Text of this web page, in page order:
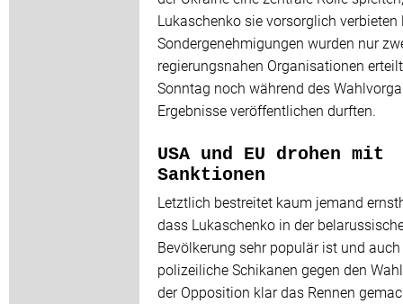
Lukaschenko sie vorsorglich verbieten
Sondergenehmigungen wurden nur
regierungsnahen Organisationen
Sonntag noch während des
Ergebnisse veröffentlichen durften.
USA und EU drohen mit
Sanktionen
Letztlich bestreitet kaum jemand
dass Lukaschenko in der
Bevölkerung sehr populär ist und
polizeiliche Schikanen gegen den
der Opposition klar das Rennen